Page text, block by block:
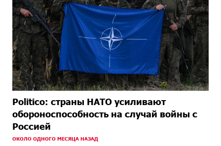
Politico: страны НАТО усиливают
обороноспособность на случай войны с
Россией
ОКОЛО ОДНОГО МЕСЯЦА НАЗАД